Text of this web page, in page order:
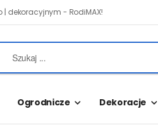
dekoracyjnym - RodiMAX!
Ogrodnicze Dekoracje